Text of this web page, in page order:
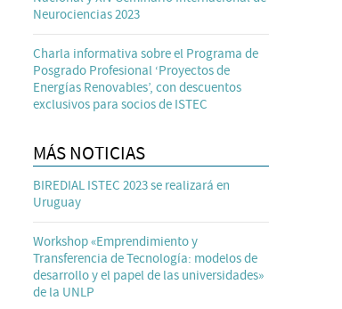
Neurociencias 2023
Charla informativa sobre el Programa de
Posgrado Profesional ‘Proyectos de
Energías Renovables’, con descuentos
exclusivos para socios de ISTEC
MÁS NOTICIAS
BIREDIAL ISTEC 2023 se realizará en
Uruguay
Workshop «Emprendimiento y
Transferencia de Tecnología: modelos de
desarrollo y el papel de las universidades»
de la UNLP